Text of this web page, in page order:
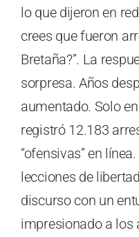
lo que dijeron en
crees que fueron
Bretaña?”. La
sorpresa. Años
aumentado. Solo
registró 12.183
“ofensivas” en
lecciones de
discurso con un
impresionado a los